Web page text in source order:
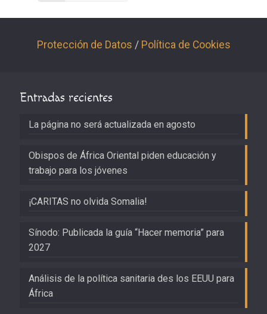
Protección de Datos / Política de Cookies
Entradas recientes
La página no será actualizada en agosto
Obispos de África Oriental piden educación y
trabajo para los jóvenes
¡CARITAS no olvida Somalia!
Sínodo: Publicada la guía “Hacer memoria” para
2027
Análisis de la política sanitaria des los EEUU para
África